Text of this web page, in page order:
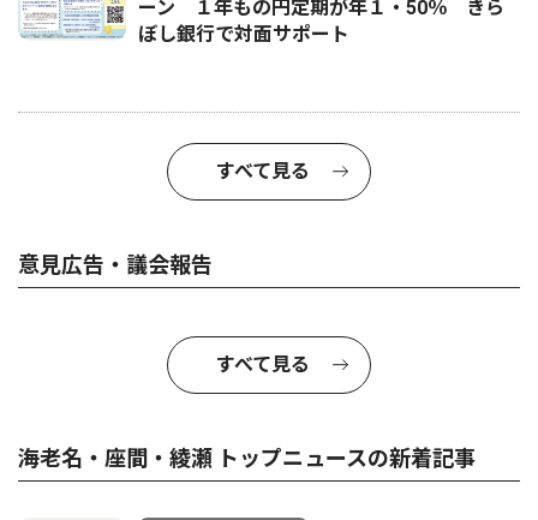
ーン １年もの円定期が年１・50％ きら
ぼし銀行で対面サポート
すべて見る
意見広告・議会報告
すべて見る
海老名・座間・綾瀬 トップニュースの新着記事